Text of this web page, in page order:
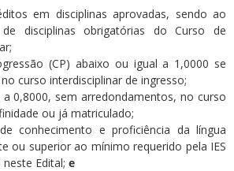
em disciplinas aprovadas, sendo ao
disciplinas obrigatórias do Curso de
(CP) abaixo ou igual a 1,0000 se
curso interdisciplinar de ingresso;
0,8000, sem arredondamentos, no curso
ou já matriculado;
conhecimento e proficiência da língua
ou superior ao mínimo requerido pela IES
Edital; e